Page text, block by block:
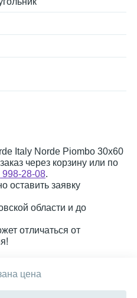
Italy Norde Piombo 30x60
через корзину или по
998-28-08.
оставить заявку
области и до
отличаться от
цена